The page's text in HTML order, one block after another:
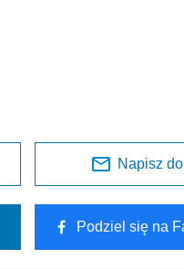
Napisz
Podziel się na